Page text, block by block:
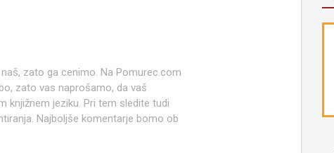
zato ga cenimo. Na Pomurec.com
zato vas naprošamo, da vaš
knjižnem jeziku. Pri tem sledite tudi
Najboljše komentarje bomo ob